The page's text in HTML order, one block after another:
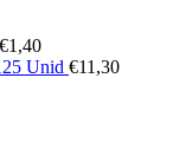
€1,40
Unid €11,30